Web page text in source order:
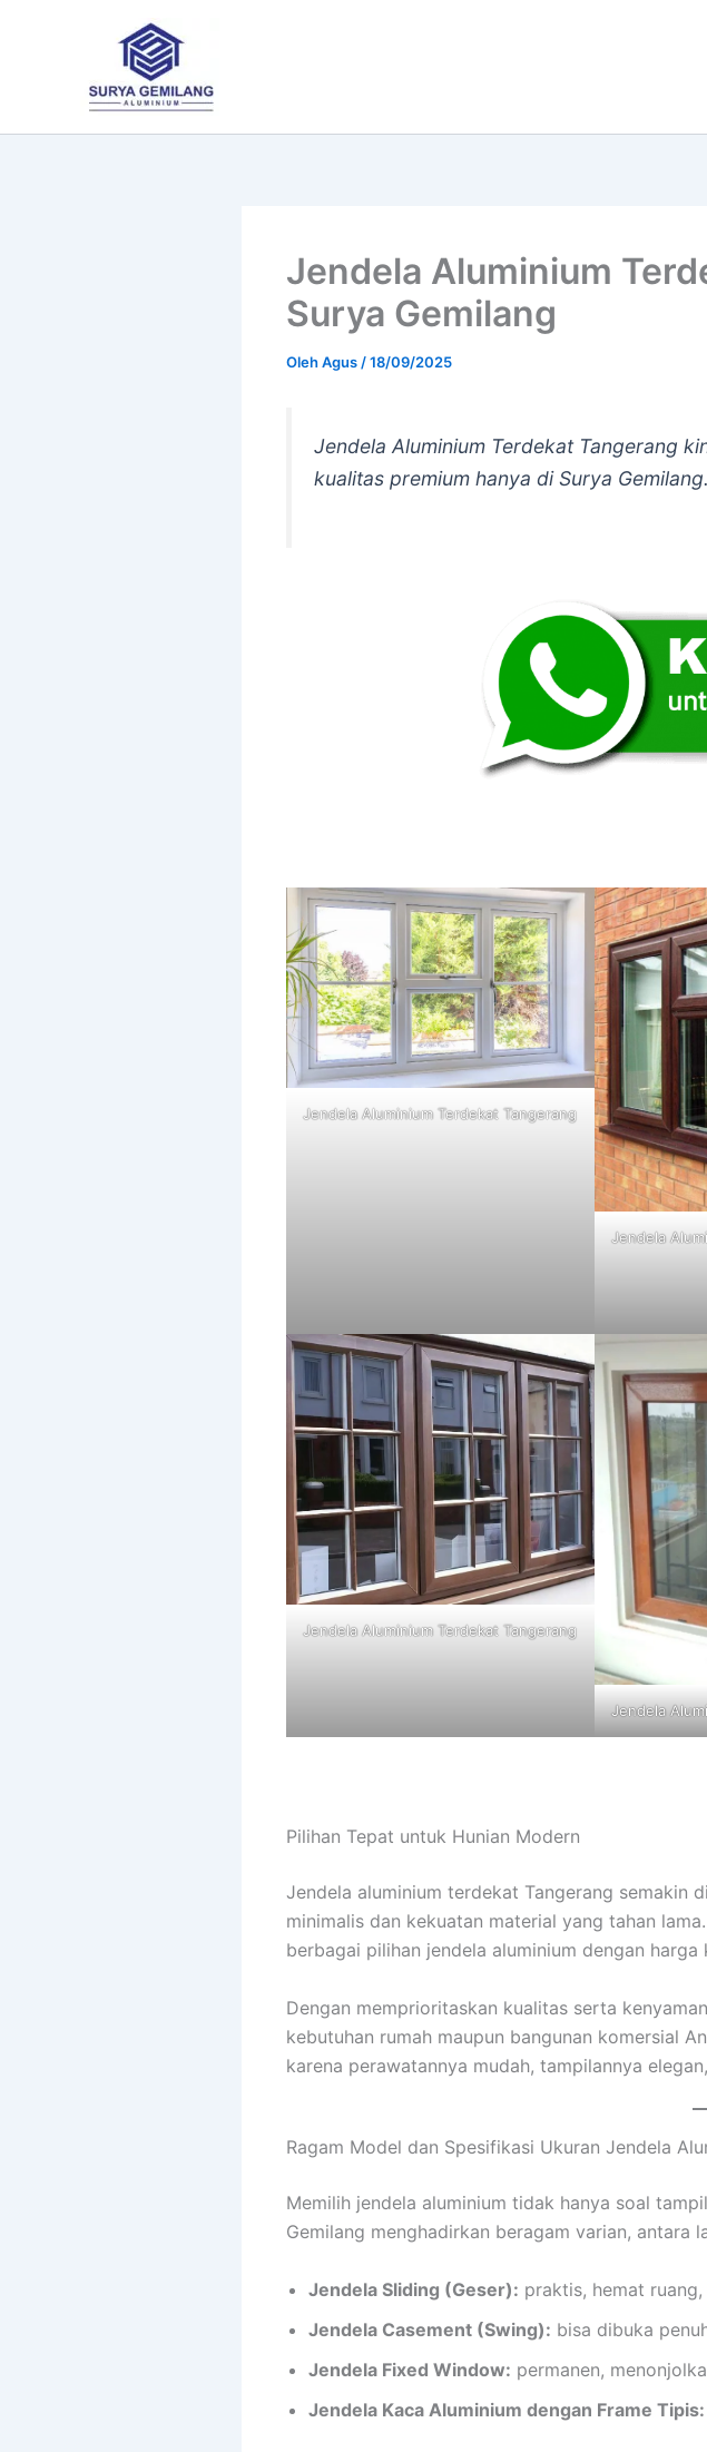
Jendela Aluminium
Surya Gemilang
OlehAgus /18/09/2025
Jendela Aluminium Terdekat Tangerang
kualitas premium hanya di Surya Gemilang.
Jendela Aluminium Terdekat Tangerang
Jendela
Jendela Aluminium Terdekat Tangerang
Jendela
Pilihan Tepat untuk Hunian Modern
Jendela aluminium terdekat Tangerang semakin
minimalis dan kekuatan material yang tahan
berbagai pilihan jendela aluminium dengan
Dengan memprioritaskan kualitas serta
kebutuhan rumah maupun bangunan komersial
karena perawatannya mudah, tampilannya
Ragam Model dan Spesifikasi Ukuran Jendela
Memilih jendela aluminium tidak hanya soal
Gemilang menghadirkan beragam varian, antara
Jendela Sliding (Geser): praktis, hemat
Jendela Casement (Swing): bisa dibuka
Jendela Fixed Window: permanen,
Jendela Kaca Aluminium dengan Frame Tipis: